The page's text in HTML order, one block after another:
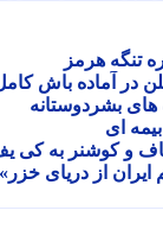
هرمز
بشردوستانه
و کوشنر به کی یف
از دریای خزر» در